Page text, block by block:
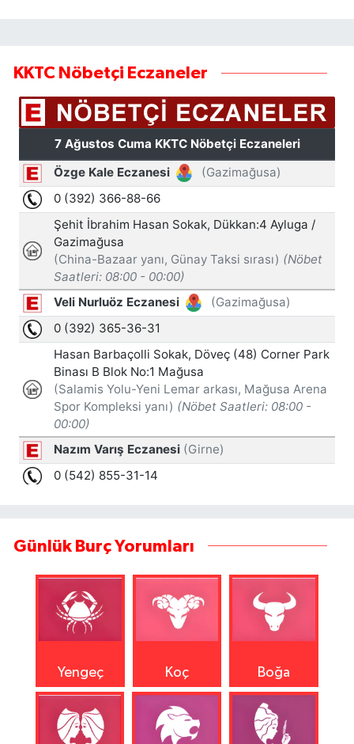
KKTC Nöbetçi Eczaneler
Günlük Burç Yorumları
Yengeç Koç Boğa